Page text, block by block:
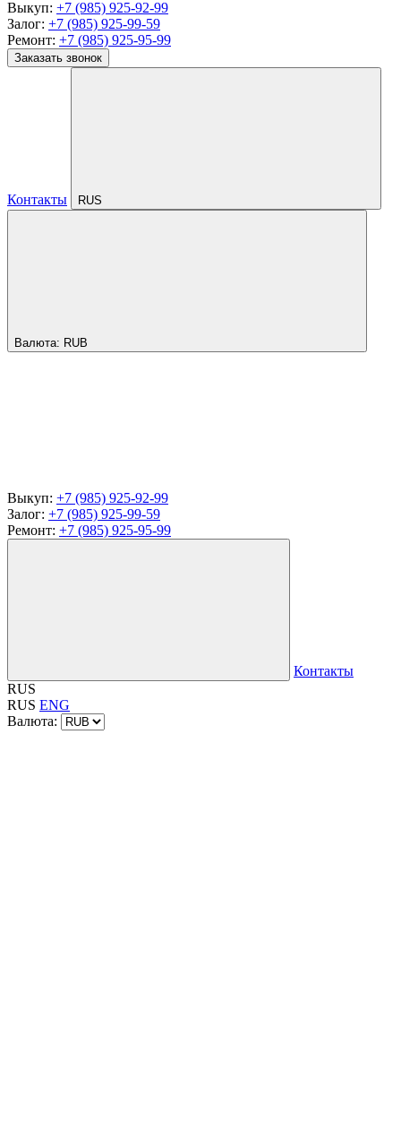
Выкуп: +7 (985) 925-92-99
Залог: +7 (985) 925-99-59
Ремонт: +7 (985) 925-95-99
Заказать звонок
Контакты RUS
Валюта: RUB
Выкуп: +7 (985) 925-92-99
Залог: +7 (985) 925-99-59
Ремонт: +7 (985) 925-95-99
Контакты
RUS
RUS ENG
Валюта: